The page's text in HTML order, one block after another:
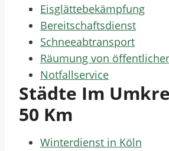
Eisglättebekämpfung
Bereitschaftsdienst
Schneeabtransport
Räumung von
Notfallservice
Städte Im
50 Km
Winterdienst in Köln